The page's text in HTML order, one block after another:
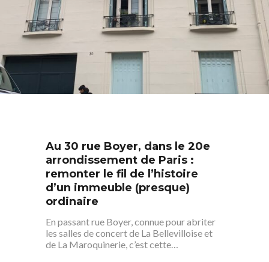
Au 30 rue Boyer, dans le 20e
arrondissement de Paris :
remonter le fil de l’histoire
d’un immeuble (presque)
ordinaire
En passant rue Boyer, connue pour abriter
les salles de concert de La Bellevilloise et
de La Maroquinerie, c’est cette…